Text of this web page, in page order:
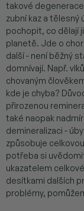
takové
zubní kaz a tělesný
pochopit, co dělají
planetě. Jde o
další - není běžný
domnívají. Např.
chovaným
kde je chyba?
přirozenou
také naopak
demineralizaci -
způsobuje
potřeba si
ukazatelem
desítkami dalších
problémy,